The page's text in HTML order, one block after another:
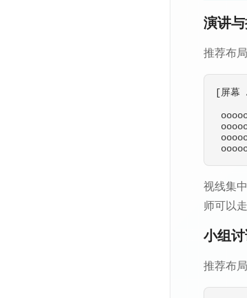
演讲
推荐布
[屏幕
视线集
师可以走
小组
推荐布